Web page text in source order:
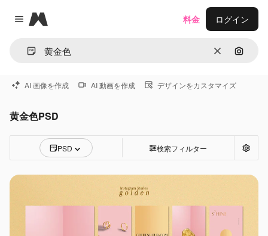
Close menu
Magnific
消去 画像で
料金 ログイン
AI 画像を作成 AI 動画を作成 デザインをカスタマイズ
黄金色PSD
PSD 検索フィルター